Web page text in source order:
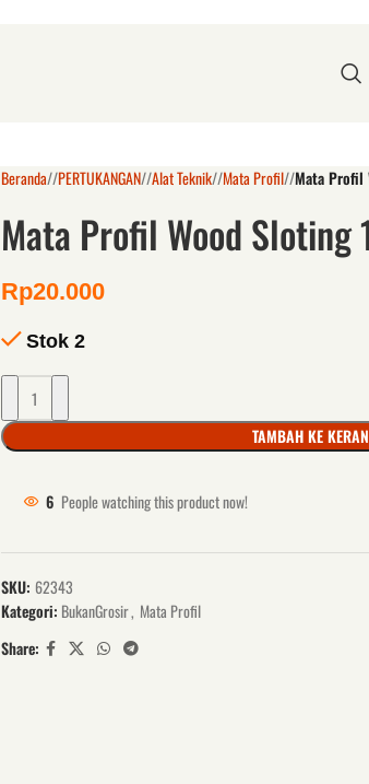
Beranda/ PERTUKANGAN/ Alat Teknik/ Mata Profil/ Mata Profil
Mata Profil Wood Sloting
Rp20.000
Stok 2
TAMBAH KE
6 People watching this product now!
SKU: 62343
Kategori: BukanGrosir, Mata Profil
Share: